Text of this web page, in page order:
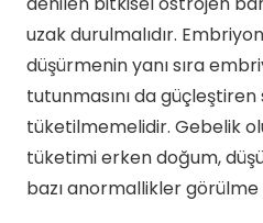
uzak durulmalıdır.
düşürmenin yanı sıra
tutunmasını da
tüketilmemelidir. Gebelik
tüketimi erken doğum,
bazı anormallikler görülme